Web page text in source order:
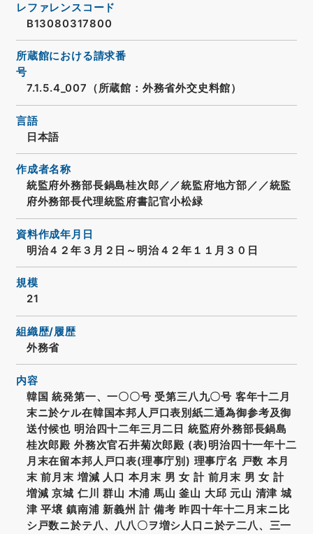
レファレンスコード
B13080317800
所蔵館における請求番
号
7.1.5.4_007（所蔵館：外務省外交史料館）
言語
日本語
作成者名称
統監府外務部長鍋島桂次郎／／統監府地方部／／統監
府外務部長代理統監府書記官小松緑
資料作成年月日
明治４２年３月２日～明治４２年１１月３０日
規模
21
組織歴/履歴
外務省
内容
韓国 統発第一、一〇〇号 受第三八九〇号 客年十二月
末ニ於ケル在韓国本邦人戸口表別紙二通為御参考及御
送付候也 明治四十二年三月二日 統監府外務部長鍋島
桂次郎殿 外務次官石井菊次郎殿 (表)明治四十一年十二
月末在留本邦人戸口表(理事庁別) 理事庁名 戸数 本月
末 前月末 増減 人口 本月末 男 女 計 前月末 男 女 計
増減 京城 仁川 群山 木浦 馬山 釜山 大邱 元山 清津 城
津 平壌 鎮南浦 新義州 計 備考 昨四十年十二月末ニ比
シ戸数ニ於テ八、八八〇ヲ増シ人口ニ於テ二八、三一